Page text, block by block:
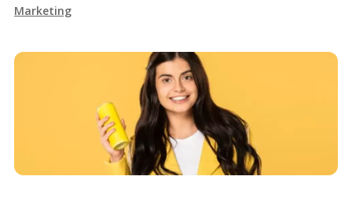
Marketing